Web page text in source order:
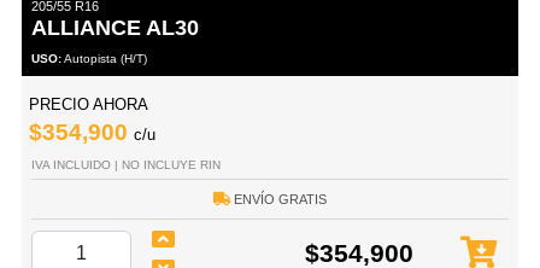
205/55 R16
ALLIANCE AL30
USO:Autopista (H/T)
PRECIO AHORA
$354,900 c/u
IVA INCLUIDO | NO INCLUYE RIN
ENVÍO GRATIS
$354,900